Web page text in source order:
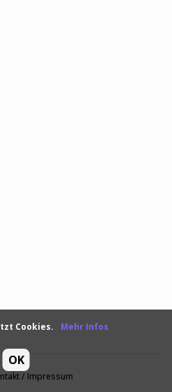
/ Impressum
Cookies. Mehr Infos
OK